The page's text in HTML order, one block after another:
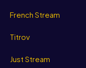
French Stream
Titrov
Just Stream